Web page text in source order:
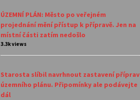
ÚZEMNÍ PLÁN: Město po veřejném
projednání mění přístup k přípravě. Jen na
místní části zatím nedošlo
3.3k views
Starosta slíbil navrhnout zastavení příprav
územního plánu. Připomínky ale podávejte
dál